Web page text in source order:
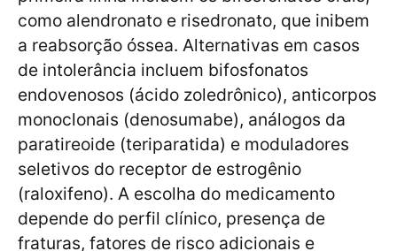
como alendronato e risedronato, que inibem
a reabsorção óssea. Alternativas em casos
de intolerância incluem bifosfonatos
endovenosos (ácido zoledrônico), anticorpos
monoclonais (denosumabe), análogos da
paratireoide (teriparatida) e moduladores
seletivos do receptor de estrogênio
(raloxifeno). A escolha do medicamento
depende do perfil clínico, presença de
fraturas, fatores de risco adicionais e